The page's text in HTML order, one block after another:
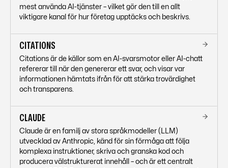
mest använda AI-tjänster – vilket gör den till en allt
viktigare kanal för hur företag upptäcks och beskrivs.
CITATIONS
Citations är de källor som en AI-svarsmotor eller AI-chatt
refererar till när den genererar ett svar, och visar var
informationen hämtats ifrån för att stärka trovärdighet
och transparens.
CLAUDE
Claude är en familj av stora språkmodeller (LLM)
utvecklad av Anthropic, känd för sin förmåga att följa
komplexa instruktioner, skriva och granska kod och
producera välstrukturerat innehåll – och är ett centralt